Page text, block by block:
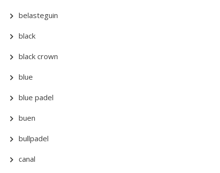
belasteguin
black
black crown
blue
blue padel
buen
bullpadel
canal